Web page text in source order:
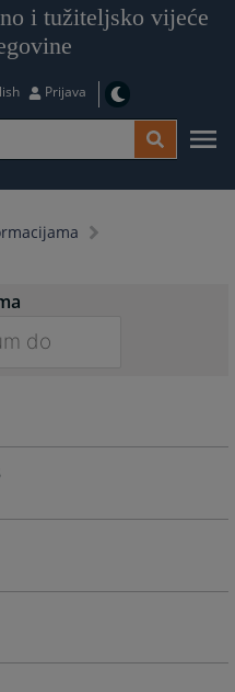
i tužiteljsko vijeće
Prijava